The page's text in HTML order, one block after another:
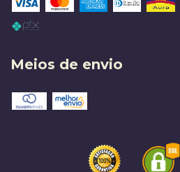
Meios de envio